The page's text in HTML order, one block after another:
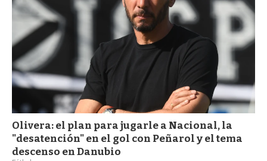
Olivera: el plan para jugarle a Nacional, la
"desatención" en el gol con Peñarol y el tema
descenso en Danubio